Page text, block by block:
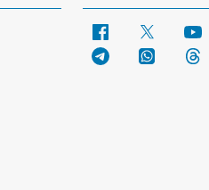
Facebook
Telegram WhatsApp